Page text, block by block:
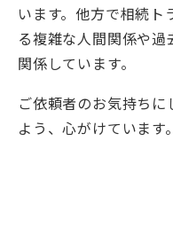
います。他方で相続
る複雑な人間関係や
関係しています。
ご依頼者のお気持ち
よう、心がけています。